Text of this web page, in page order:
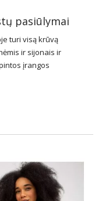
pasiūlymai
turi visą krūvą
ir sijonais ir
įrangos
…